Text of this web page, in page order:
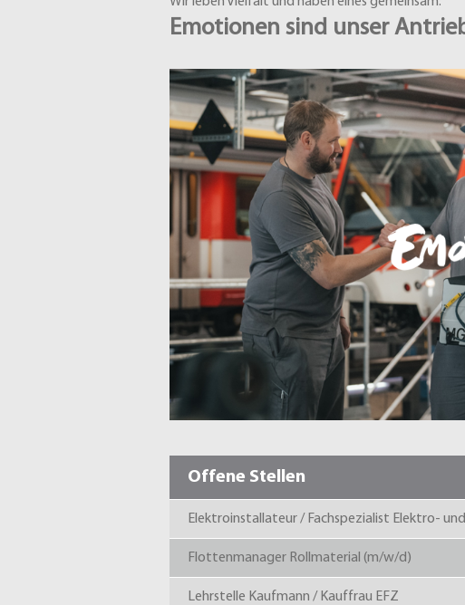
Emotionen sind unser
Offene Stellen
Elektroinstallateur / Fachspezialist Elektro-
Flottenmanager Rollmaterial (m/w/d)
Lehrstelle Kaufmann / Kauffrau EFZ